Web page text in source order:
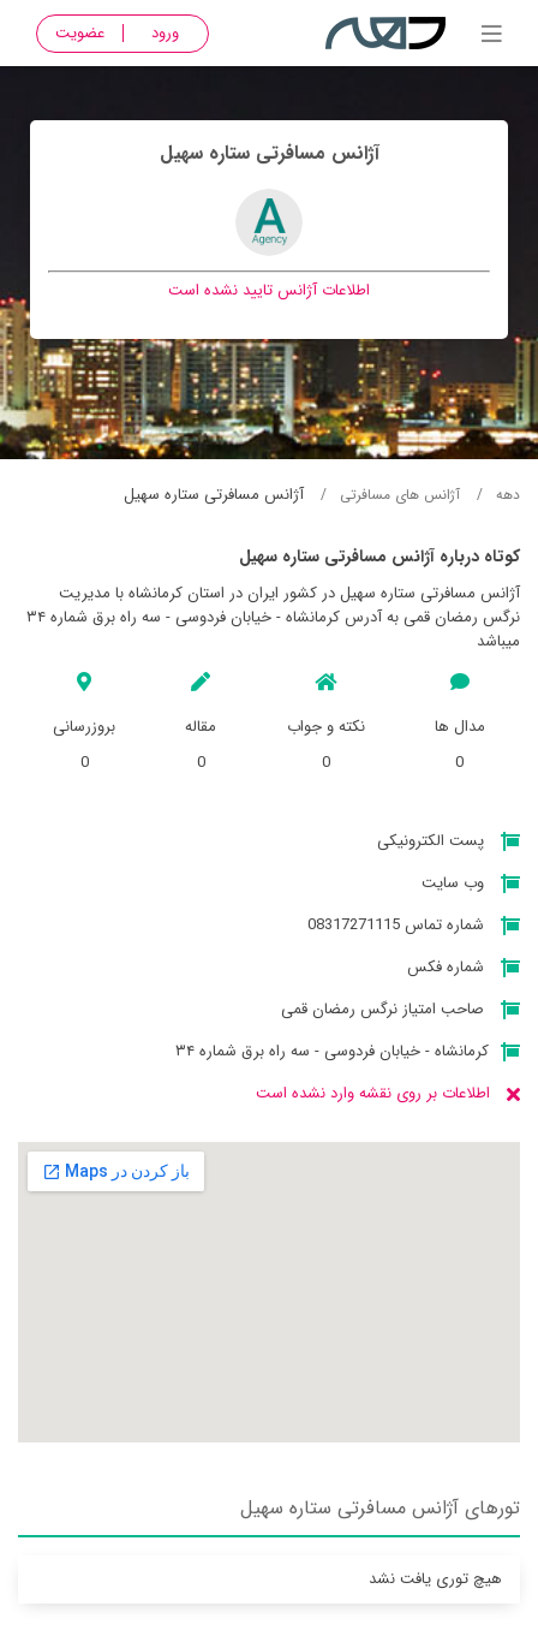
ورود عضویت
آژانس مسافرتی ستاره سهيل
اطلاعات آژانس تایید نشده است
دهه آژانس های مسافرتی آژانس مسافرتی ستاره سهيل
کوتاه درباره آژانس مسافرتی ستاره سهيل
آژانس مسافرتی ستاره سهيل در کشور ایران در استان کرمانشاه با مدیریت
نرگس رمضان قمی به آدرس کرمانشاه - خیابان فردوسی - سه راه برق شماره ۳۴
میباشد
مدال ها
0
نکته و جواب
0
مقاله
0
بروزرسانی
0
پست الکترونیکی
وب سایت
شماره تماس 08317271115
شماره فکس
صاحب امتیاز نرگس رمضان قمی
کرمانشاه - خیابان فردوسی - سه راه برق شماره ۳۴
اطلاعات بر روی نقشه وارد نشده است
تورهای آژانس مسافرتی ستاره سهيل
هیچ توری یافت نشد